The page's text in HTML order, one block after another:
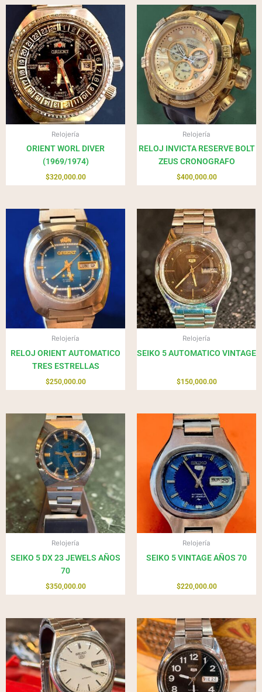
Relojería
ORIENT WORL DIVER
(1969/1974)
$320,000.00
Relojería
RELOJ INVICTA RESERVE BOLT
ZEUS CRONOGRAFO
$400,000.00
Relojería
RELOJ ORIENT AUTOMATICO
TRES ESTRELLAS
$250,000.00
Relojería
SEIKO 5 AUTOMATICO VINTAGE
$150,000.00
Relojería
SEIKO 5 DX 23 JEWELS AÑOS
70
$350,000.00
Relojería
SEIKO 5 VINTAGE AÑOS 70
$220,000.00